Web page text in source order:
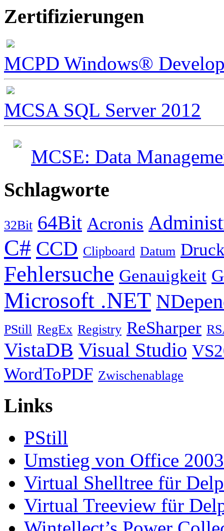
Zertifizierungen
MCPD Windows®
MCSA SQL Server 2012
MCSE: Data
Schlagworte
32Bit 64Bit Acronis
C# CCD Clipboard Datum
Fehlersuche Genauigkeit
Microsoft .NET
PStill RegEx Registry ReSharper
VistaDB Visual Studio
WordToPDF Zwischenablage
Links
PStill
Umstieg von Office
Virtual Shelltree für
Virtual Treeview für